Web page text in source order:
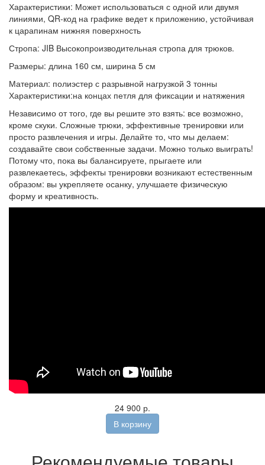
Характеристики: Может использоваться с одной или двумя
линиями, QR-код на графике ведет к приложению, устойчивая
к царапинам нижняя поверхность
Стропа: JIB Высокопроизводительная стропа для трюков.
Размеры: длина 160 см, ширина 5 см
Материал: полиэстер с разрывной нагрузкой 3 тонны
Характеристики:на концах петля для фиксации и натяжения
Независимо от того, где вы решите это взять: все возможно,
кроме скуки. Сложные трюки, эффективные тренировки или
просто развлечения и игры. Делайте то, что мы делаем:
создавайте свои собственные задачи. Можно только выиграть!
Потому что, пока вы балансируете, прыгаете или
развлекаетесь, эффекты тренировки возникают естественным
образом: вы укрепляете осанку, улучшаете физическую
форму и креативность.
24 900 р.
В корзину